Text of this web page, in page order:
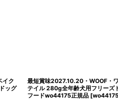
アダ
1.5kg×4個対応・最短賞味
シュサーモン （スリムキブル）
ードTRIBAL正規品tr12998 [